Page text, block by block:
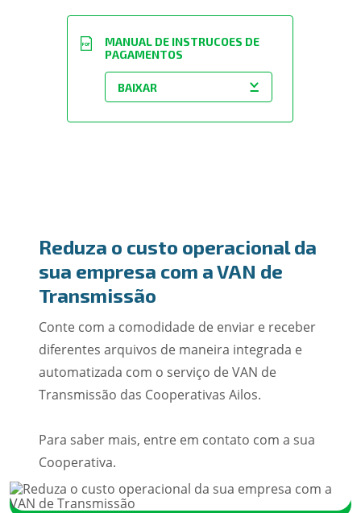
MANUAL DE INSTRUCOES DE
PAGAMENTOS
PDF
Reduza o custo operacional da
sua empresa com a VAN de
Transmissão
Conte com a comodidade de enviar e receber
diferentes arquivos de maneira integrada e
automatizada com o serviço de VAN de
Transmissão das Cooperativas Ailos.
Para saber mais, entre em contato com a sua
Cooperativa.